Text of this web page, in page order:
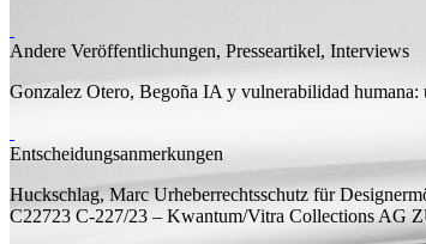
Andere Veröffentlichungen, Presseartikel, Interviews
Gonzalez Otero, Begoña IA y vulnerabilidad humana:
Entscheidungsanmerkungen
Huckschlag, Marc Urheberrechtsschutz für
C22723 C-227/23 – Kwantum/Vitra Collections AG